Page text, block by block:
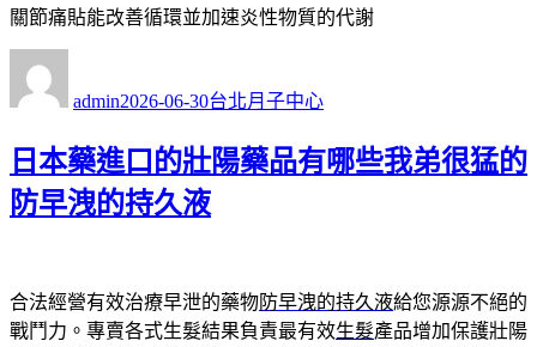
關節痛貼能改善循環並加速炎性物質的代謝
admin佈
期:
2026-06-30類
台北月子中心
日本藥進口的壯陽藥品有哪些我弟很猛的
防早洩的持久液
合法經營有效治療早泄的藥物防早洩的持久液給您源源不絕的
戰鬥力。專賣各式生髮結果負責最有效生髮產品增加保護壯陽